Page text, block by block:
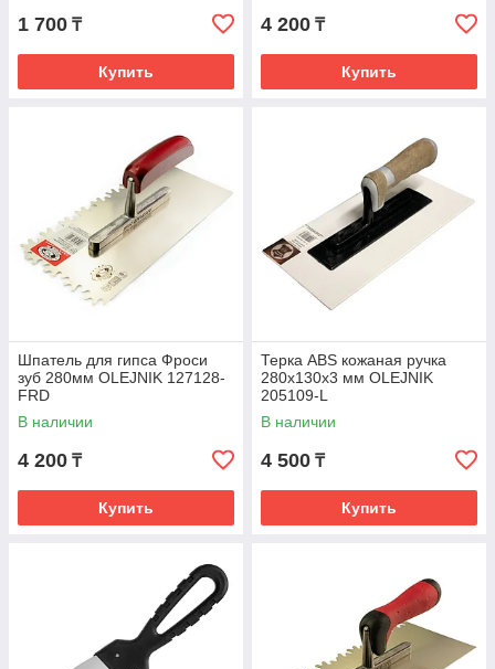
1 700 ₸
Купить
4 200 ₸
Купить
Шпатель для гипса Фроси
зуб 280мм OLEJNIK 127128-
FRD
В наличии
4 200 ₸
Купить
Терка ABS кожаная ручка
280х130х3 мм OLEJNIK
205109-L
В наличии
4 500 ₸
Купить